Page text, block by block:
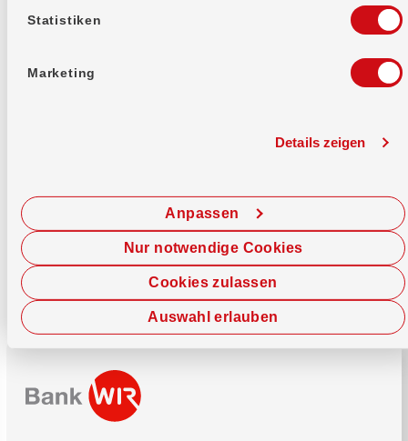
Statistiken
Marketing
Details zeigen
Cookies zulassen
Anpassen
Auswahl erlauben
Nur notwendige Cookies
Jetzt chatten